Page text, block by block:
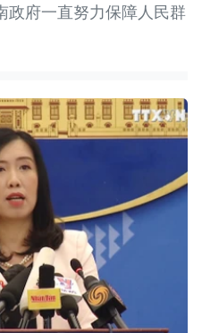
政府一直努力保障人民群